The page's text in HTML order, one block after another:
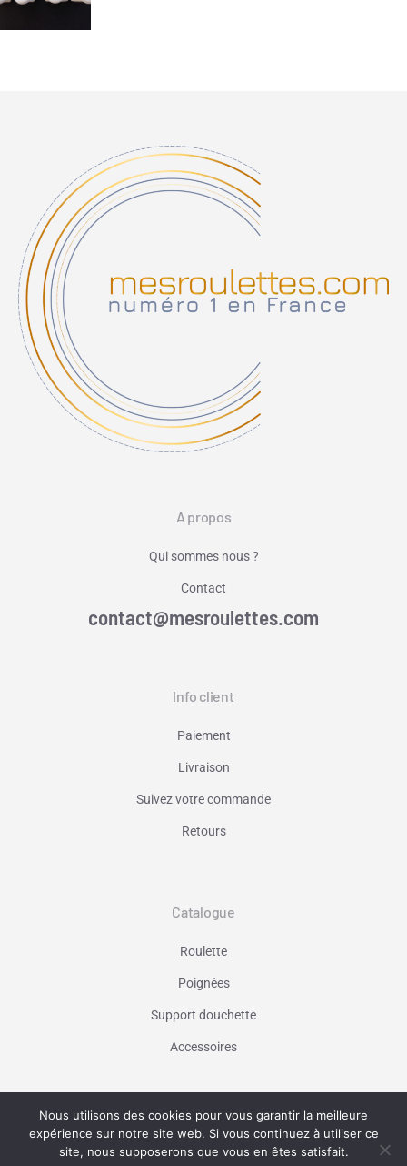
A propos
Qui sommes nous ?
Contact
contact@mesroulettes.com
Info client
Paiement
Livraison
Suivez votre commande
Retours
Catalogue
Roulette
Poignées
Support douchette
Accessoires
Vaniseo - votre agence web à Marseille -
En savoir plus
Nous utilisons des cookies pour vous garantir la meilleure
expérience sur notre site web. Si vous continuez à utiliser ce
site, nous supposerons que vous en êtes satisfait.